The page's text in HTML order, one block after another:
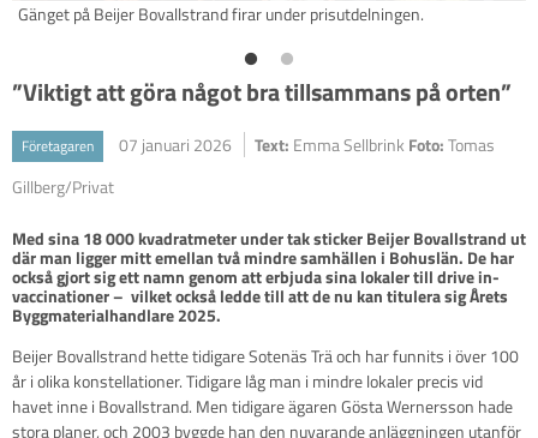
Gänget på Beijer Bovallstrand firar under prisutdelningen.
”Viktigt att göra något bra tillsammans på orten”
Företagaren 07 januari 2026 Text: Emma Sellbrink Foto:Tomas
Gillberg/Privat
Med sina 18 000 kvadratmeter under tak sticker Beijer Bovallstrand ut
där man ligger mitt emellan två mindre samhällen i Bohuslän. De har
också gjort sig ett namn genom att erbjuda sina lokaler till drive in-
vaccinationer –  vilket också ledde till att de nu kan titulera sig Årets
Byggmaterialhandlare 2025.
Beijer Bovallstrand hette tidigare Sotenäs Trä och har funnits i över 100
år i olika konstellationer. Tidigare låg man i mindre lokaler precis vid
havet inne i Bovallstrand. Men tidigare ägaren Gösta Wernersson hade
stora planer, och 2003 byggde han den nuvarande anläggningen utanför